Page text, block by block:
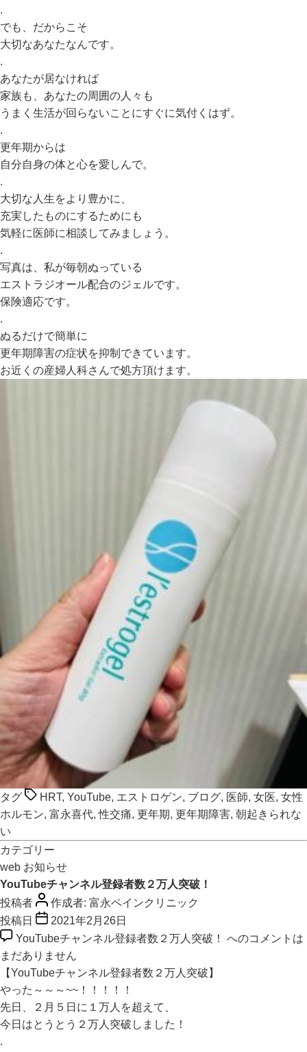
.
でも、だからこそ
大切なあなたなんです。
.
あなたが居なければ
家族も、あなたの周囲の人々も
うまく生活が回らないことにすぐに気付くはず。
.
更年期からは
自分自身の体と心を愛しんで。
.
大切な人生をより豊かに、
充実したものにするためにも
気軽に医師に相談してみましょう。
.
写真は、私が毎朝ぬっている
エストラジオール配合のジェルです。
保険適応です。
.
ぬるだけで簡単に
更年期障害の症状を抑制できています。
お近くの産婦人科さんで処方頂けます。
タグ HRT, YouTube, エストロゲン, ブログ, 医師, 女医, 女性
ホルモン, 富永喜代,性交痛, 更年期, 更年期障害, 朝起きられな
い
カテゴリー
web お知らせ
YouTubeチャンネル登録者数２万人突破！
投稿者
作成者: 富永ペインクリニック
投稿日
2021年2月26日
YouTubeチャンネル登録者数２万人突破！ へのコメントは
まだありません
【YouTubeチャンネル登録者数２万人突破】
やった～～～~~！！！！！
先日、２月５日に１万人を超えて、
今日はとうとう２万人突破しました！
.